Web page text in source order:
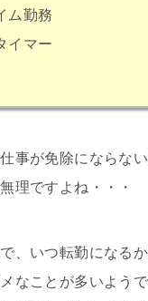
ム勤務
イマー
事が免除にならな
理ですよね・・・
、いつ転勤になる
なことが多いよう